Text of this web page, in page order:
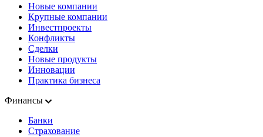
Новые компании
Крупные компании
Инвестпроекты
Конфликты
Сделки
Новые продукты
Инновации
Практика бизнеса
Финансы
Банки
Страхование